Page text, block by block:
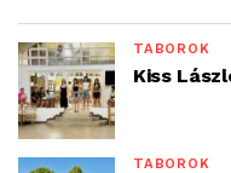
TÁBOROK
Kiss
TÁBOROK